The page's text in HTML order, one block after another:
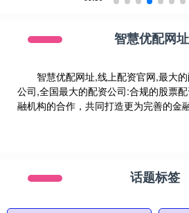
智慧优配网址
智慧优配网址,线上配资官网,最大
公司,全国最大的配资公司:合规的股票
融机构的合作，共同打造更为完善的金
话题标签